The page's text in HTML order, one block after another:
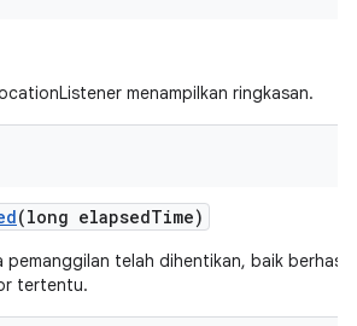
menampilkan ringkasan.
(long elapsedTime)
pemanggilan telah dihentikan, baik berhasil
tertentu.